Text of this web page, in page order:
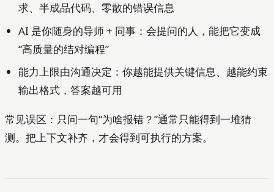
求、半成品代码、零散的错误信息
AI 是你随身的导师 + 同事：会提问的人，能把它变成
“高质量的结对编程”
能力上限由沟通决定：你越能提供关键信息、越能约束
输出格式，答案越可用
常见误区：只问一句“为啥报错？”通常只能得到一堆猜
测。把上下文补齐，才会得到可执行的方案。